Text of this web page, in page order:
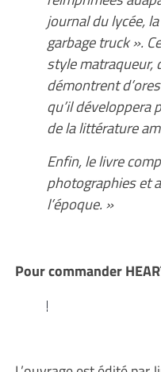
journal du lycée,
garbage truck ».
style matraqueur,
démontrent
qu’il développera
de la littérature
Enfin, le livre
photographies et
l’époque. »
Pour commander